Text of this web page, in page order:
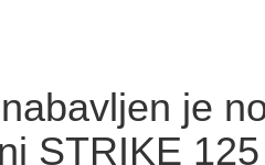
je
STRIKE